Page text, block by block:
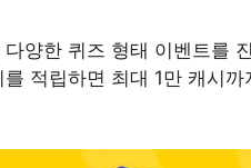
양한 퀴즈 형태 이벤트를
적립하면 최대 1만 캐시